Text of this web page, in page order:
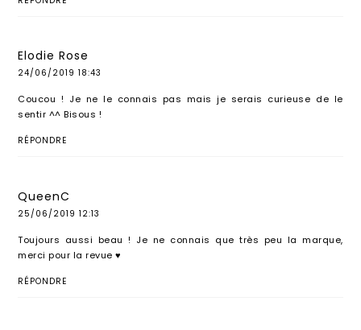
Elodie Rose
24/06/2019 18:43
Coucou ! Je ne le connais pas mais je serais curieuse de le
sentir ^^ Bisous !
RÉPONDRE
QueenC
25/06/2019 12:13
Toujours aussi beau ! Je ne connais que très peu la marque,
merci pour la revue ♥
RÉPONDRE